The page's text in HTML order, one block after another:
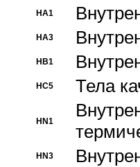
HA1
HA3
HB1
HC5 Тела
HN1
HN3